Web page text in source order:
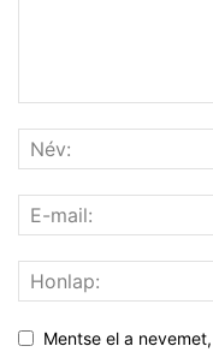
Mentse el a